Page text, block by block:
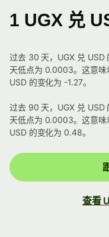
1 UGX 兑
过去 30 天，UGX 兑
天低点为 0.0003。这意
USD 的变化为 -1.27。
过去 90 天，UGX 兑
天低点为 0.0003。这意
USD 的变化为 0.48。
查看